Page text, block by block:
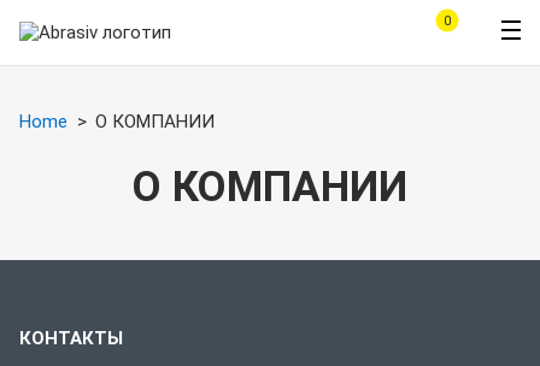
0
Home О КОМПАНИИ
О КОМПАНИИ
КОНТАКТЫ